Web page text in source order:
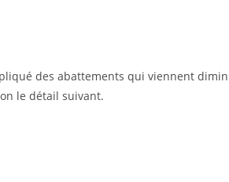
des abattements qui viennent
le détail suivant.